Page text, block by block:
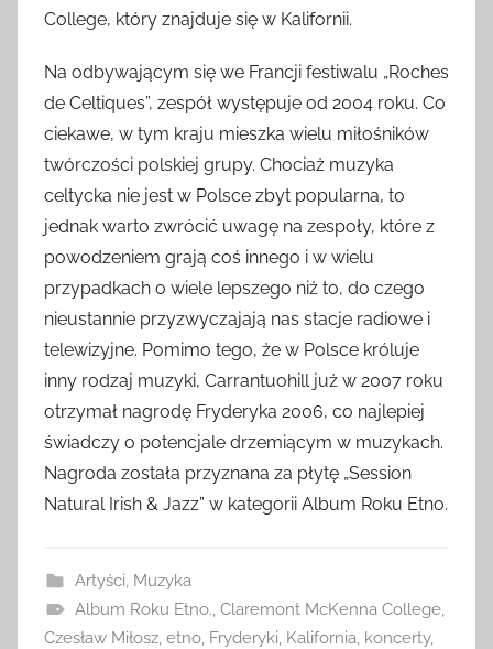
College, który znajduje się w Kalifornii.
Na odbywającym się we Francji festiwalu „Roches
de Celtiques”, zespół występuje od 2004 roku. Co
ciekawe, w tym kraju mieszka wielu miłośników
twórczości polskiej grupy. Chociaż muzyka
celtycka nie jest w Polsce zbyt popularna, to
jednak warto zwrócić uwagę na zespoły, które z
powodzeniem grają coś innego i w wielu
przypadkach o wiele lepszego niż to, do czego
nieustannie przyzwyczajają nas stacje radiowe i
telewizyjne. Pomimo tego, że w Polsce króluje
inny rodzaj muzyki, Carrantuohill już w 2007 roku
otrzymał nagrodę Fryderyka 2006, co najlepiej
świadczy o potencjale drzemiącym w muzykach.
Nagroda została przyznana za płytę „Session
Natural Irish & Jazz” w kategorii Album Roku Etno.
Artyści Muzyka
Album Roku Etno. Claremont McKenna College,
Czesław Miłosz etno Fryderyki Kalifornia koncerty,